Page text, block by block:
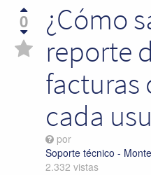
0
¿Cómo
reporte
facturas
cada
por
Soporte técnico -
2.332 vistas